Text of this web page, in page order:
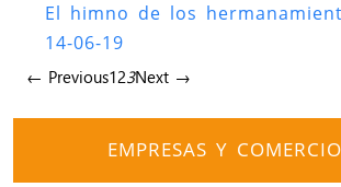
El himno de los
14-06-19
← Previous123Next →
EMPRESAS Y